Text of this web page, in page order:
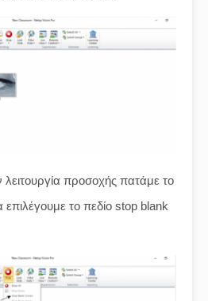
λειτουργία προσοχής πατάμε το
επιλέγουμε το πεδίο stop blank